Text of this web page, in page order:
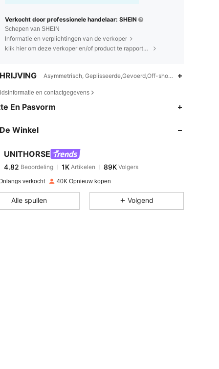
Duister roze, Maat: S
Verkocht door professionele handelaar: SHEIN
Schepen van SHEIN
Informatie en verplichtingen van de verkoper
klik hier om deze verkoper en/of product te rapporteren.
Asymmetrisch, Geplisseerde,Gevoerd,Off-shoulder
en contactgegevens
En Pasvorm
Winkel
UNITHORSE
4.82
4.82 Beoordeling 1KArtikelen
t***abetaalde1 dag geleden
verkocht 40K Opnieuw kopen
Alle spullen Volgend